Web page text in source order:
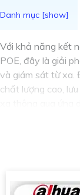
Với khả năng kết
POE, đây là giải
và giám sát từ xa.
chất lượng cao,
dàng tích hợp
ngay Đầu ghi IP